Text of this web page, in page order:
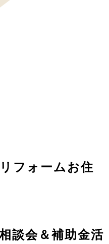
フォームお住
談会＆補助金活